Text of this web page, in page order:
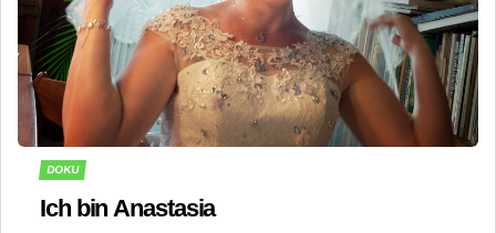
DOKU
Ich bin Anastasia